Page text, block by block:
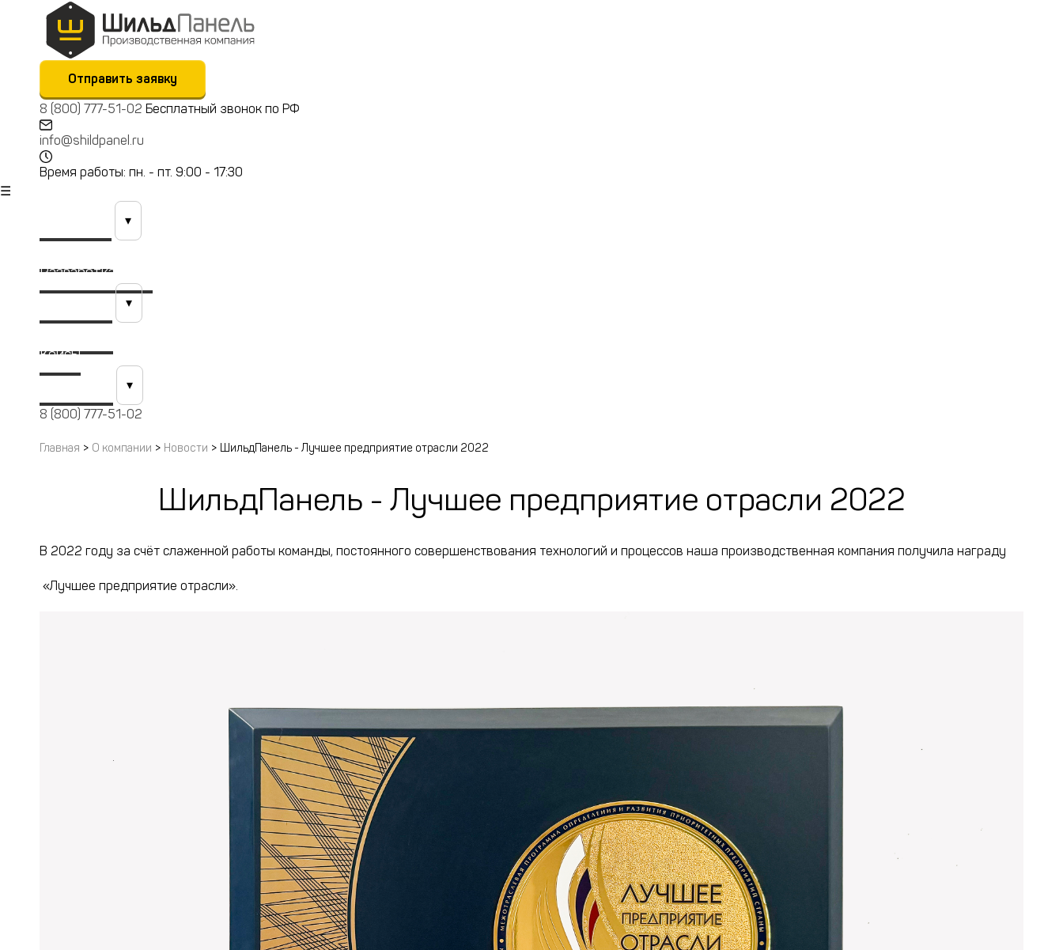
Отправить заявку
8 (800) 777-51-02 Бесплатный звонок по РФ
info@shildpanel.ru
Время работы: пн. - пт. 9:00 - 17:30
☰
▾
Разработка (КТБ)
▾
Кейсы
▾
8 (800) 777-51-02
Главная > О компании > Новости > ШильдПанель - Лучшее предприятие отрасли 2022
ШильдПанель - Лучшее предприятие отрасли 2022
В 2022 году за счёт слаженной работы команды, постоянного совершенствования технологий и процессов наша производственная компания получила награду
«Лучшее предприятие отрасли».